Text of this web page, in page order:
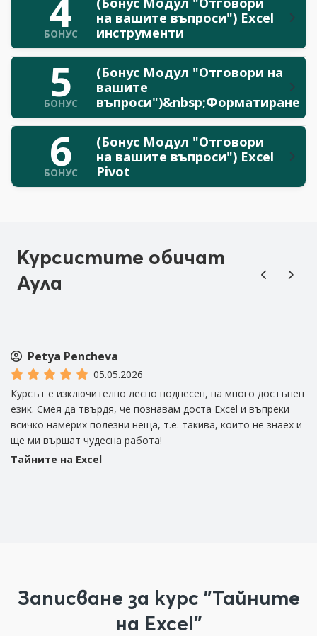
4
БОНУС
на вашите въпроси") Excel
инструменти
5
БОНУС
(Бонус Модул "Отговори на
вашите
въпроси")&nbsp;Форматиране
6
БОНУС
(Бонус Модул "Отговори
на вашите въпроси") Excel
Pivot
Курсистите обичат
Аула
Petya Pencheva
05.05.2026
Курсът е изключително лесно поднесен, на много достъпен
език. Смея да твърдя, че познавам доста Excel и въпреки
всичко намерих полезни неща, т.е. такива, които не знаех и
ще ми вършат чудесна работа!
Тайните на Excel
Записване за курс "Тайните
на Excel"